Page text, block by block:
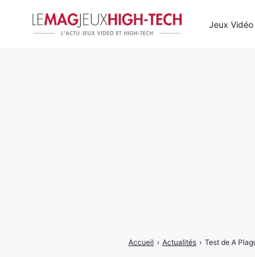
Accueil › Actualités › Test de A
Jeux Vidéo